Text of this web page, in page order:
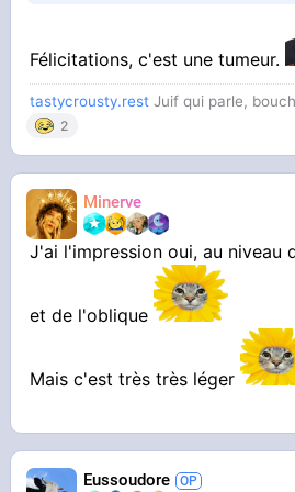
3 mois d'exo planche et
Félicitations, c'est une tumeur.
tastycrousty.rest Juif qui parle,
2
Minerve
J'ai l'impression oui, au niveau
et de l'oblique
Mais c'est très très léger
Eussoudore